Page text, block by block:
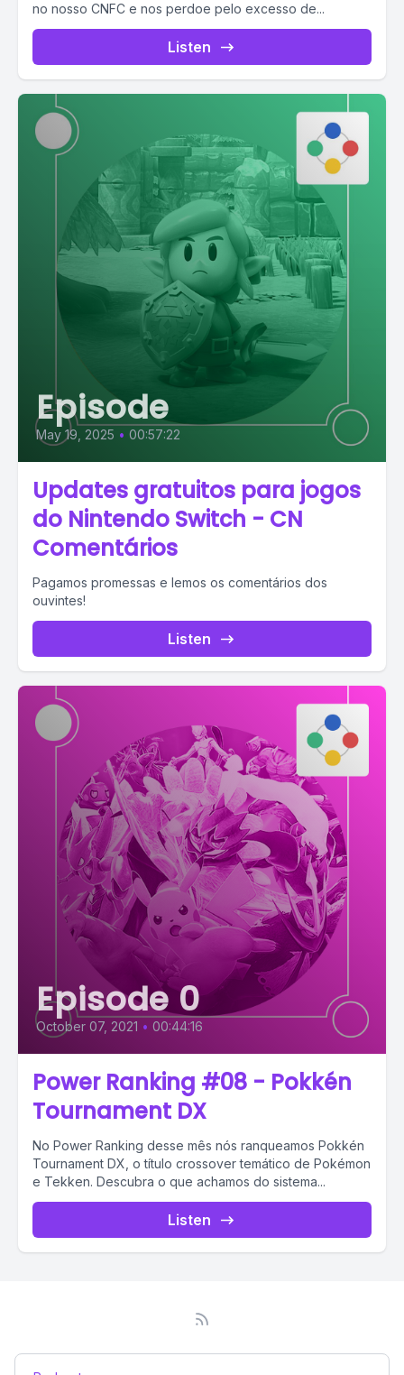
no nosso CNFC e nos perdoe pelo excesso de...
Listen
Episode
May 19, 2025 • 00:57:22
Updates gratuitos para jogos
do Nintendo Switch - CN
Comentários
Pagamos promessas e lemos os comentários dos
ouvintes!
Listen
Episode 0
October 07, 2021 • 00:44:16
Power Ranking #08 - Pokkén
Tournament DX
No Power Ranking desse mês nós ranqueamos Pokkén
Tournament DX, o título crossover temático de Pokémon
e Tekken. Descubra o que achamos do sistema...
Listen